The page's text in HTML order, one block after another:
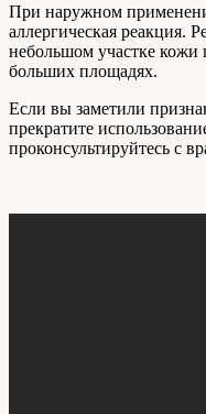
При наружном
аллергическая реакция.
небольшом участке кожи
больших площадях.
Если вы заметили
прекратите
проконсультируйтесь с